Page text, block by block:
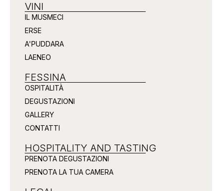
VINI
IL MUSMECI
ERSE
A'PUDDARA
LAENEO
FESSINA
OSPITALITÀ
DEGUSTAZIONI
GALLERY
CONTATTI
HOSPITALITY AND TASTING
PRENOTA DEGUSTAZIONI
PRENOTA LA TUA CAMERA